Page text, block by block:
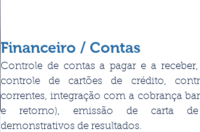
Financeiro / Contas
Controle de contas a pagar e a
controle de cartões de crédito,
correntes, integração com a cobrança
e retorno), emissão de carta
demonstrativos de resultados.